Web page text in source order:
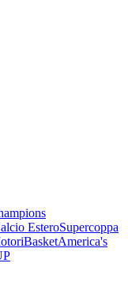
EsteroSupercoppa
BasketAmerica's